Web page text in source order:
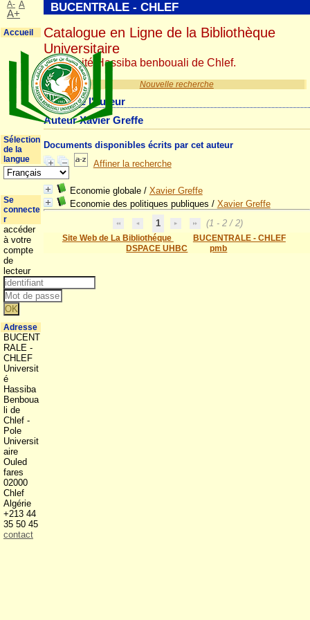
Nouvelle recherche
Détail de l'auteur
Auteur Xavier Greffe
Documents disponibles écrits par cet auteur
Affiner la recherche
Economie globale/ Xavier Greffe
Economie des politiques publiques / Xavier Greffe
1
(1 - 2 / 2)
Site Web de La Bibliothéque
BUCENTRALE - CHLEF
DSPACE UHBC
pmb
BUCENTRALE - CHLEF
Catalogue en Ligne de la Bibliothèque
Universitaire
Université Hassiba benbouali de Chlef.
A- A
A+
Accueil
Sélection
de la
langue
Se
connecte
r
accéder
à votre
compte
de
lecteur
Adresse
BUCENT
RALE -
CHLEF
Universit
é
Hassiba
Benboua
li de
Chlef -
Pole
Universit
aire
Ouled
fares
02000
Chlef
Algérie
+213 44
35 50 45
contact